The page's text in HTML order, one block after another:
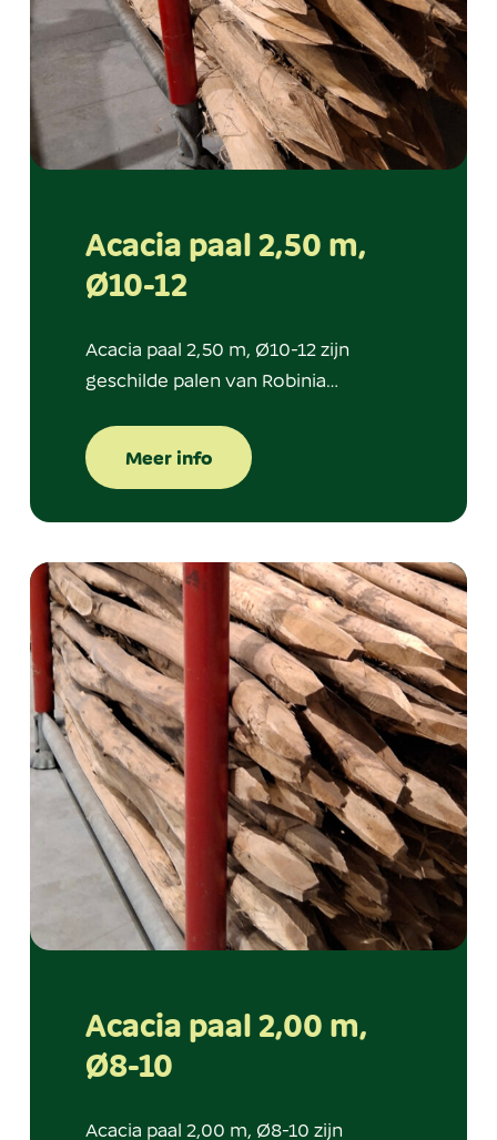
Acacia paal 2,50 m,
Ø10-12
Acacia paal 2,50 m, Ø10-12 zijn
geschilde palen van Robinia…
Meer info
Acacia paal 2,00 m,
Ø8-10
Acacia paal 2,00 m, Ø8-10 zijn